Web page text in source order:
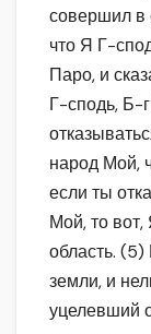
совершил в
что Я Г-
Паро, и
Г-сподь, Б-
народ Мой,
если ты
Мой, то
область.
земли, и
уцелевший